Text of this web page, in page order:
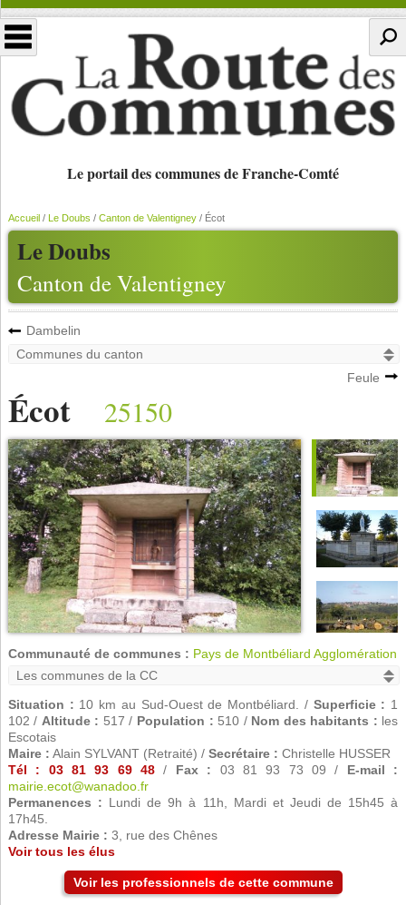
Le portail des communes de Franche-Comté
Le Doubs
Canton de Valentigney
Accueil/ Le Doubs / Canton de Valentigney/ Écot
Dambelin
Feule
Écot 25150
Communauté de communes : Pays de Montbéliard Agglomération
Situation : 10 km au Sud-Ouest de Montbéliard. / Superficie : 1
102 / Altitude : 517 / Population : 510 / Nom des habitants : les
Escotais
Maire : Alain SYLVANT (Retraité) / Secrétaire : Christelle HUSSER
Tél : 03 81 93 69 48 / Fax : 03 81 93 73 09 / E-mail :
mairie.ecot@wanadoo.fr
Permanences : Lundi de 9h à 11h, Mardi et Jeudi de 15h45 à
17h45.
Adresse Mairie : 3, rue des Chênes
Voir tous les élus
Voir les professionnels de cette commune